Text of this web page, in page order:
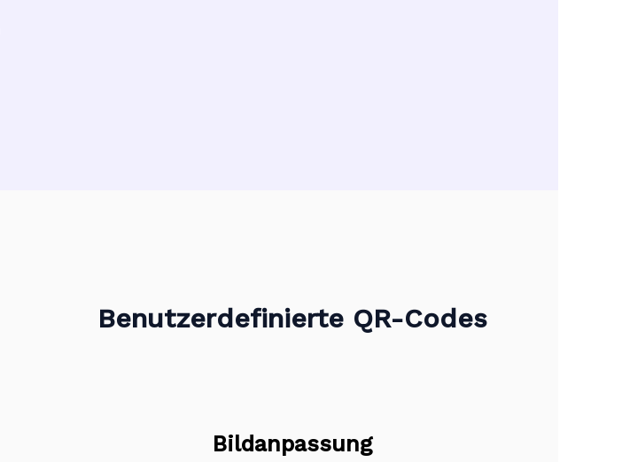
Benutzerdefinierte QR-Codes
Bildanpassung